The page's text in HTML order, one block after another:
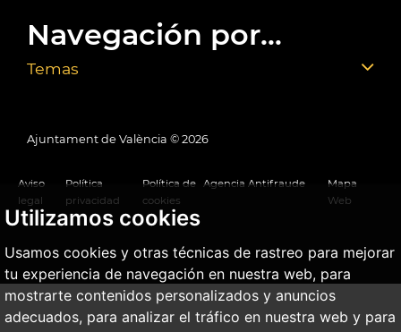
Utilizamos cookies
Usamos cookies y otras técnicas de rastreo para mejorar
tu experiencia de navegación en nuestra web, para
mostrarte contenidos personalizados y anuncios
adecuados, para analizar el tráfico en nuestra web y para
Navegación por...
Temas
Ajuntament de València © 2026
Aviso
legal
Política
privacidad
Política de
cookies
Agencia Antifraude
Mapa
Web